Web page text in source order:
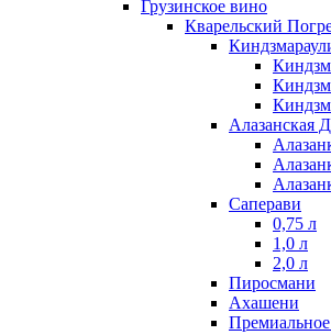
Грузинское вино
Кварельский
Алазанская
Саперави
0,75 л
1,0 л
2,0 л
Пиросмани
Ахашени